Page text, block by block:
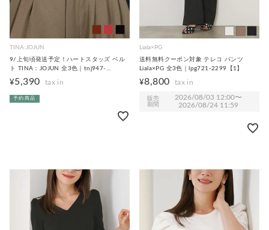
TINA:JOJUN
9/上旬頃発送予定！ハートスタッズ ベル
ト TINA：JOJUN 全3色｜tnj947-
0745【8】
¥5,390
予約商品
Liala×PG
送料無料クーポン対象 テレコ パンツ
Liala×PG 全3色｜lpg721-2299【1】
¥8,800
販売
期間
2026/08/03 12:00〜
2026/08/24 11:59